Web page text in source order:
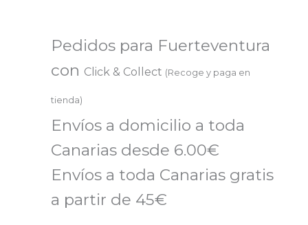
Pedidos para Fuerteventura
con Click & Collect (Recoge y paga en
tienda)
Envíos a domicilio a toda
Canarias desde 6.00€
Envíos a toda Canarias gratis
a partir de 45€